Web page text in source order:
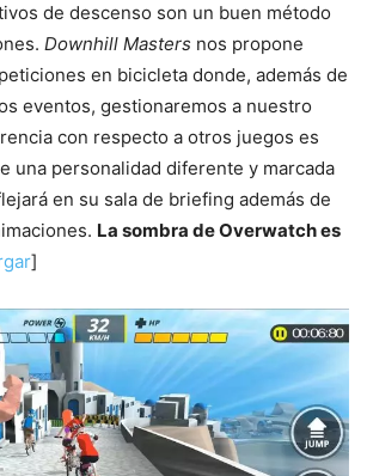
de descenso son un buen método
Downhill Masters nos propone
en bicicleta donde, además de
eventos, gestionaremos a nuestro
con respecto a otros juegos es
una personalidad diferente y marcada
en su sala de briefing además de
La sombra de Overwatch es
]